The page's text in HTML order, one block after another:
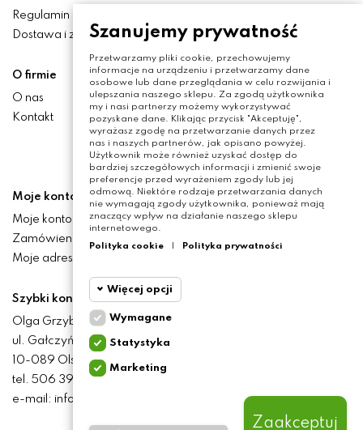
Regulamin
Dostawa i zwroty
O firmie
O nas
Kontakt
Moje konto
Moje konto
Zamówienia
Moje adresy
Szybki kontakt
Olga Grzyb STILO
ul. Gałczyńskiego 24
10-089 Olsztyn
tel. 506 393 457
e-mail: info@baliclicksoriginal.pl
Szanujemy prywatność
Przetwarzamy pliki cookie, przechowujemy
informacje na urządzeniu i przetwarzamy dane
osobowe lub dane przeglądania w celu rozwijania i
ulepszania naszego sklepu. Za zgodą użytkownika
my i nasi partnerzy możemy wykorzystywać
pozyskane dane. Klikając przycisk "Akceptuję",
wyrażasz zgodę na przetwarzanie danych przez
nas i naszych partnerów, jak opisano powyżej.
Użytkownik może również uzyskać dostęp do
bardziej szczegółowych informacji i zmienić swoje
preferencje przed wyrażeniem zgody lub jej
odmową. Niektóre rodzaje przetwarzania danych
nie wymagają zgody użytkownika, ponieważ mają
znaczący wpływ na działanie naszego sklepu
internetowego.
Polityka cookie
Polityka prywatności
Więcej opcji
Wymagane
cookie wymagane do
przeglądania witryny i
Cookie
Wymagane
Statystyka
Marketing
Zaakceptuj